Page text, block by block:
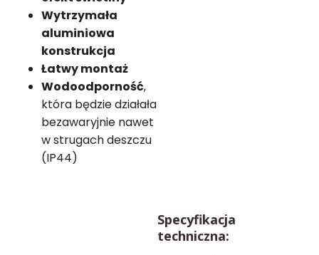
Wytrzymała
aluminiowa
konstrukcja
Łatwy montaż
Wodoodporność,
która będzie działała
bezawaryjnie nawet
w strugach deszczu
(IP44)
Specyfikacja
techniczna: